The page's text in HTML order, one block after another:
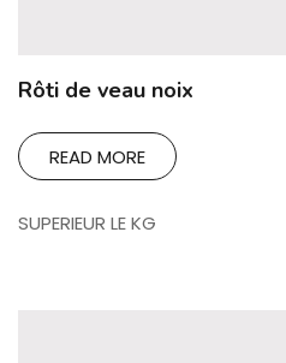
Rôti de veau noix
READ MORE
SUPERIEUR LE KG